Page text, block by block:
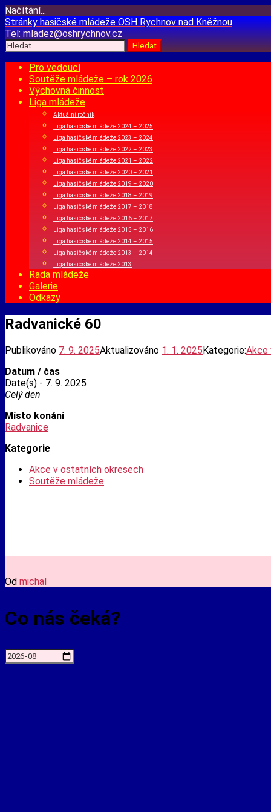
Načítání...
Přejít
k
obsahu
webu
Stránky hasičské mládežeOSH Rychnov nad Kněžnou
Tel:mladez@oshrychnov.cz
Vyhledávání
Pro vedoucí
Soutěže mládeže – rok 2026
Výchovná činnost
Liga mládeže
Aktuální ročník
Liga hasičské mládeže 2024 – 2025
Liga hasičské mládeže 2023 – 2024
Liga hasičské mládeže 2022 – 2023
Liga hasičské mládeže 2021 – 2022
Liga hasičské mládeže 2020 – 2021
Liga hasičské mládeže 2019 – 2020
Liga hasičské mládeže 2018 – 2019
Liga hasičské mládeže 2017 – 2018
Liga hasičské mládeže 2016 – 2017
Liga hasičské mládeže 2015 – 2016
Liga hasičské mládeže 2014 – 2015
Liga hasičské mládeže 2013 – 2014
Liga hasičské mládeže 2013
Rada mládeže
Galerie
Odkazy
Radvanické 60
Publikováno 7. 9. 2025Aktualizováno 1. 1. 2025Kategorie:Akce
Datum / čas
Date(s) - 7. 9. 2025
Celý den
Místo konání
Radvanice
Kategorie
Akce v ostatních okresech
Soutěže mládeže
Od michal
Co nás čeká?